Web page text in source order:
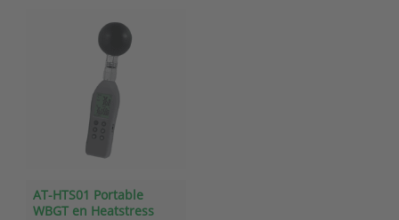
AT-HTS01 Portable
WBGT en Heatstress